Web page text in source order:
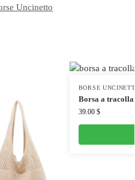
Uncinetto
BORSE
Borsa a tracolla
39.00 $